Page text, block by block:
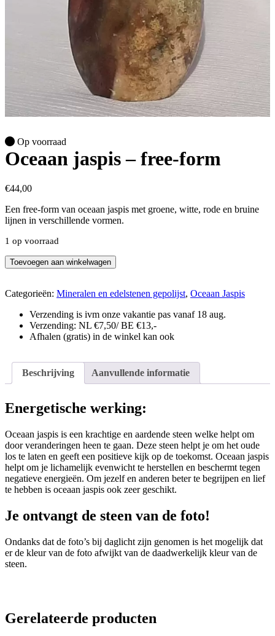
Op voorraad
Oceaan jaspis – free-form
€44,00
Een free-form van oceaan jaspis met groene, witte, rode en bruine
lijnen in verschillende vormen.
1 op voorraad
Oceaan
jaspis
free-
aantal
Toevoegen aan winkelwagen
Categorieën: Mineralen en edelstenen gepolijst, Oceaan Jaspis
Verzending is ivm onze vakantie pas vanaf 18 aug.
Verzending: NL €7,50/ BE €13,-
Afhalen (gratis) in de winkel kan ook
Beschrijving Aanvullende informatie
Energetische werking:
Oceaan jaspis is een krachtige en aardende steen welke helpt om
door veranderingen heen te gaan. Deze steen helpt je om het oude
los te laten en geeft een positieve kijk op de toekomst. Oceaan jaspis
helpt om je lichamelijk evenwicht te herstellen en beschermt tegen
negatieve energieën. Om jezelf en anderen beter te begrijpen en lief
te hebben is oceaan jaspis ook zeer geschikt.
Je ontvangt de steen van de foto!
Ondanks dat de foto’s bij daglicht zijn genomen is het mogelijk dat
er de kleur van de foto afwijkt van de daadwerkelijk kleur van de
steen.
Gerelateerde producten